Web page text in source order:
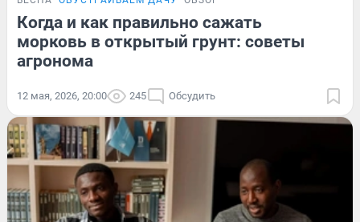
Когда и как правильно сажать
морковь в открытый грунт: советы
агронома
12 мая, 2026, 20:00 245 Обсудить